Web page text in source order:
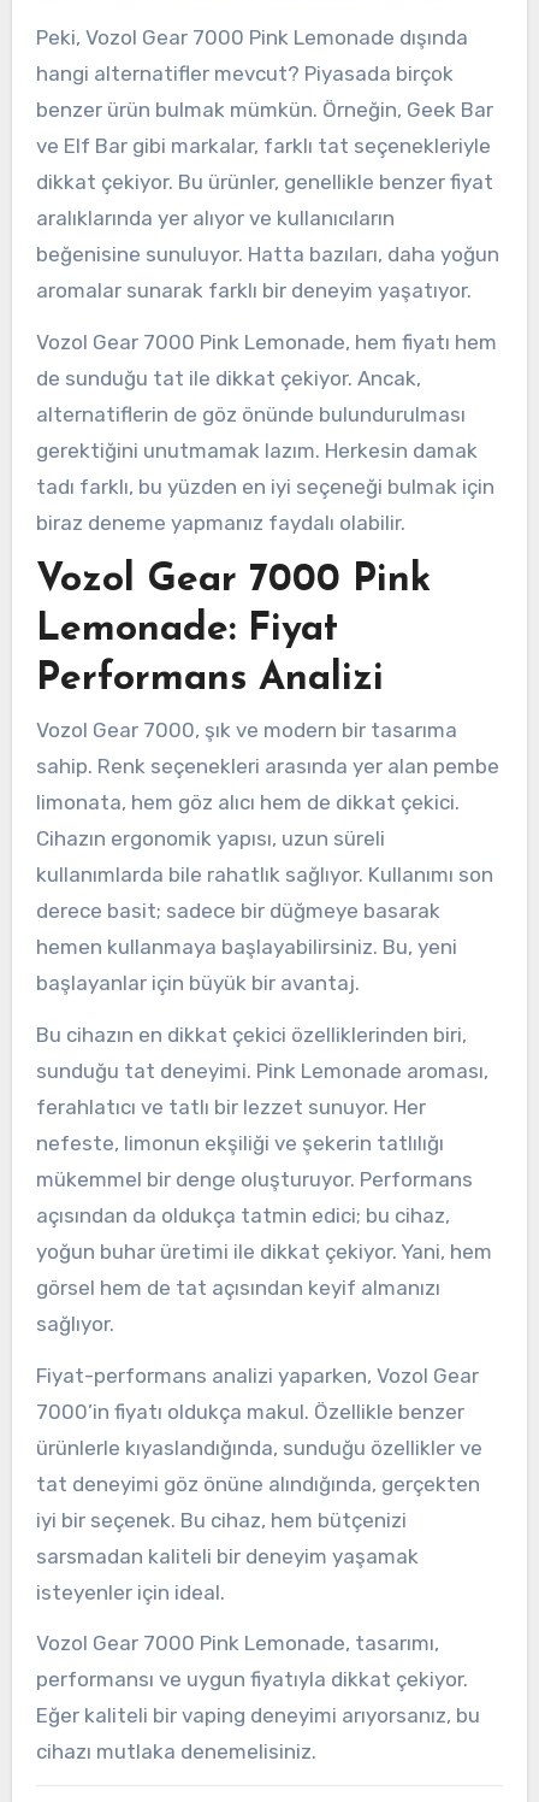
Peki, Vozol Gear 7000 Pink Lemonade dışında
hangi alternatifler mevcut? Piyasada birçok
benzer ürün bulmak mümkün. Örneğin, Geek Bar
ve Elf Bar gibi markalar, farklı tat seçenekleriyle
dikkat çekiyor. Bu ürünler, genellikle benzer fiyat
aralıklarında yer alıyor ve kullanıcıların
beğenisine sunuluyor. Hatta bazıları, daha yoğun
aromalar sunarak farklı bir deneyim yaşatıyor.
Vozol Gear 7000 Pink Lemonade, hem fiyatı hem
de sunduğu tat ile dikkat çekiyor. Ancak,
alternatiflerin de göz önünde bulundurulması
gerektiğini unutmamak lazım. Herkesin damak
tadı farklı, bu yüzden en iyi seçeneği bulmak için
biraz deneme yapmanız faydalı olabilir.
Vozol Gear 7000 Pink
Lemonade: Fiyat
Performans Analizi
Vozol Gear 7000, şık ve modern bir tasarıma
sahip. Renk seçenekleri arasında yer alan pembe
limonata, hem göz alıcı hem de dikkat çekici.
Cihazın ergonomik yapısı, uzun süreli
kullanımlarda bile rahatlık sağlıyor. Kullanımı son
derece basit; sadece bir düğmeye basarak
hemen kullanmaya başlayabilirsiniz. Bu, yeni
başlayanlar için büyük bir avantaj.
Bu cihazın en dikkat çekici özelliklerinden biri,
sunduğu tat deneyimi. Pink Lemonade aroması,
ferahlatıcı ve tatlı bir lezzet sunuyor. Her
nefeste, limonun ekşiliği ve şekerin tatlılığı
mükemmel bir denge oluşturuyor. Performans
açısından da oldukça tatmin edici; bu cihaz,
yoğun buhar üretimi ile dikkat çekiyor. Yani, hem
görsel hem de tat açısından keyif almanızı
sağlıyor.
Fiyat-performans analizi yaparken, Vozol Gear
7000’in fiyatı oldukça makul. Özellikle benzer
ürünlerle kıyaslandığında, sunduğu özellikler ve
tat deneyimi göz önüne alındığında, gerçekten
iyi bir seçenek. Bu cihaz, hem bütçenizi
sarsmadan kaliteli bir deneyim yaşamak
isteyenler için ideal.
Vozol Gear 7000 Pink Lemonade, tasarımı,
performansı ve uygun fiyatıyla dikkat çekiyor.
Eğer kaliteli bir vaping deneyimi arıyorsanız, bu
cihazı mutlaka denemelisiniz.